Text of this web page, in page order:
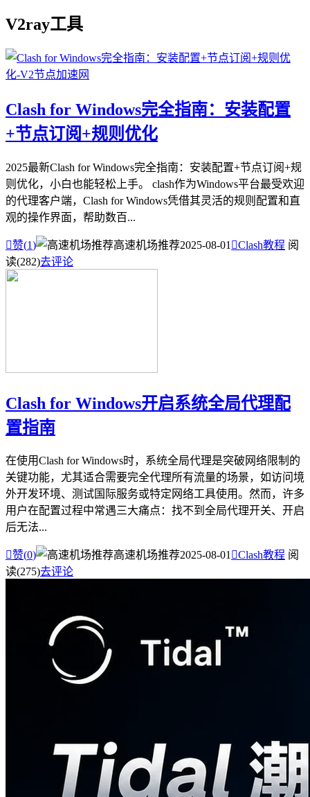
V2ray工具
Clash for Windows完全指南：安装配置
+节点订阅+规则优化
2025最新Clash for Windows完全指南：安装配置+节点订阅+规
则优化，小白也能轻松上手。 clash作为Windows平台最受欢迎
的代理客户端，Clash for Windows凭借其灵活的规则配置和直
观的操作界面，帮助数百...
赞(1) 高速机场推荐2025-08-01 Clash教程 阅
读(282)去评论
Clash for Windows开启系统全局代理配
置指南
在使用Clash for Windows时，系统全局代理是突破网络限制的
关键功能，尤其适合需要完全代理所有流量的场景，如访问境
外开发环境、测试国际服务或特定网络工具使用。然而，许多
用户在配置过程中常遇三大痛点：找不到全局代理开关、开启
后无法...
赞(0) 高速机场推荐2025-08-01Clash教程 阅
读(275)去评论